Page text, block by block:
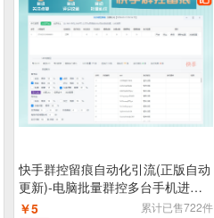
快手群控留痕自动化引流(正版自动
更新)-电脑批量群控多台手机进行
快手自动化截留操作
￥5
累计已售722件